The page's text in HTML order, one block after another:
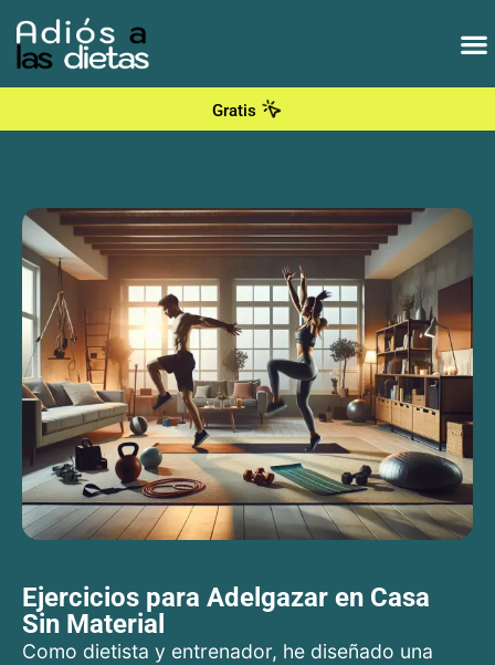
Gratis
Ejercicios para Adelgazar en Casa
Sin Material
Como dietista y entrenador, he diseñado una